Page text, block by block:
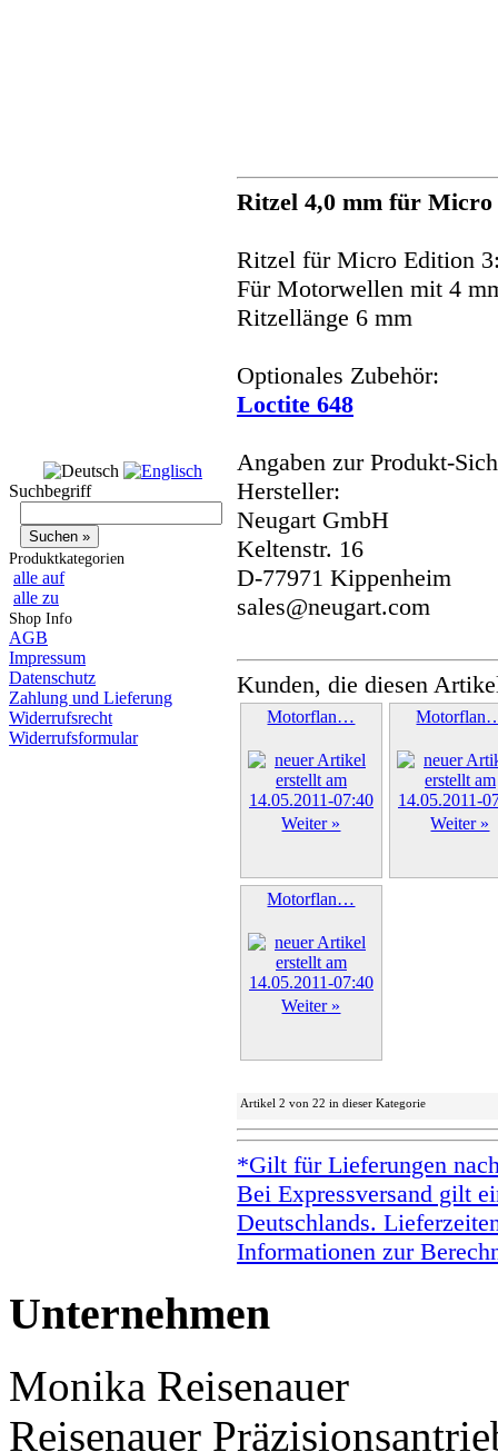
Suchbegriff
Produktkategorien
alle auf
alle zu
Shop Info
AGB
Impressum
Datenschutz
Zahlung und Lieferung
Widerrufsrecht
Widerrufsformular
Ritzel 4,0 mm für
Ritzel für Micro Edition
Für Motorwellen mit 4
Ritzellänge 6 mm
Optionales Zubehör:
Loctite 648
Angaben zur Produkt-
Hersteller:
Neugart GmbH
Keltenstr. 16
D-77971 Kippenheim
sales@neugart.com
Kunden, die diesen
Motorflan…
Weiter » Weiter »
Motorflan…
Weiter »
Artikel 2 von 22 in dieser Kategorie
*Gilt für Lieferungen
Bei Expressversand gilt
Deutschlands.
Informationen zur
Unternehmen
Monika Reisenauer
Reisenauer